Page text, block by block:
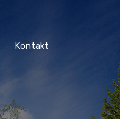
Kontakt